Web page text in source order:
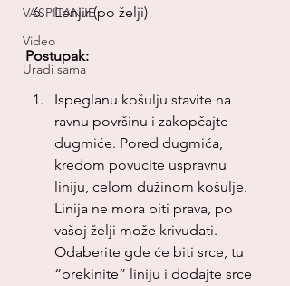
VASPITANJE
Video
Uradi sama
Lenjir (po želji)
Postupak:
Ispeglanu košulju stavite na
ravnu površinu i zakopčajte
dugmiće. Pored dugmića,
kredom povucite uspravnu
liniju, celom dužinom košulje.
Linija ne mora biti prava, po
vašoj želji može krivudati.
Odaberite gde će biti srce, tu
“prekinite” liniju i dodajte srce